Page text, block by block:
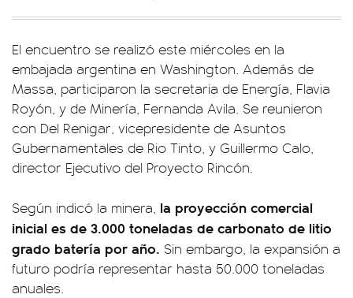
El encuentro se realizó este miércoles en la
embajada argentina en Washington. Además de
Massa, participaron la secretaria de Energía, Flavia
Royón, y de Minería, Fernanda Avila. Se reunieron
con Del Renigar, vicepresidente de Asuntos
Gubernamentales de Rio Tinto, y Guillermo Calo,
director Ejecutivo del Proyecto Rincón.
Según indicó la minera, la proyección comercial
inicial es de 3.000 toneladas de carbonato de litio
grado batería por año. Sin embargo, la expansión a
futuro podría representar hasta 50.000 toneladas
anuales.